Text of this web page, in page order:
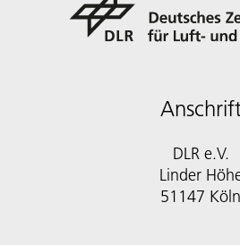
DLR e.V.
Linder
51147 Köln